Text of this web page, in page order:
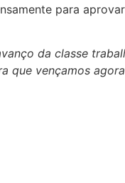
para aprovar
da classe
vençamos agora